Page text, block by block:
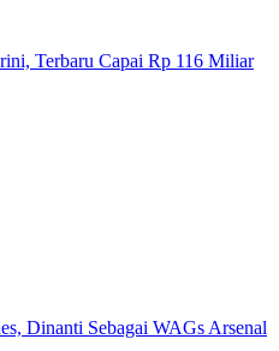
Terbaru Capai Rp 116 Miliar
Dinanti Sebagai WAGs Arsenal